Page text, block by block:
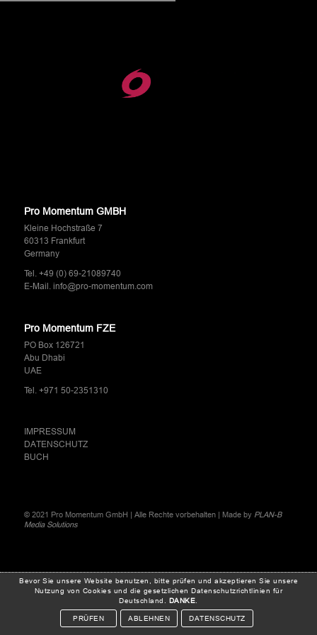
Pro Momentum GMBH
Kleine Hochstraße 7
60313 Frankfurt
Germany
Tel. +49 (0) 69-21089740
E-Mail. info@pro-momentum.com
Pro Momentum FZE
PO Box 126721
Abu Dhabi
UAE
Tel. +971 50-2351310
IMPRESSUM
DATENSCHUTZ
BUCH
© 2021 Pro Momentum GmbH | Alle Rechte vorbehalten | Made by PLAN-B
Media Solutions
Bevor Sie unsere Website benutzen, bitte prüfen und akzeptieren Sie unsere
Nutzung von Cookies und die gesetzlichen Datenschutzrichtlinien für
Deutschland. DANKE.
PRÜFEN
ABLEHNEN DATENSCHUTZ